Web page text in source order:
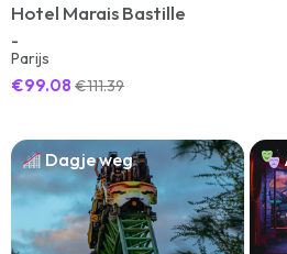
Hotel Marais Bastille
-
Parijs
€99.08 €111.39
Dagje weg